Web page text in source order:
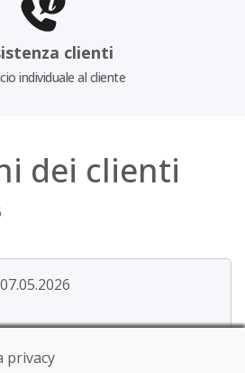
clienti
individuale al cliente
dei clienti
segno di usura.
privacy